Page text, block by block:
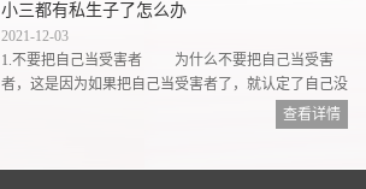
小三都有私生子了怎么办
2021-12-03
1.不要把自己当受害者 为什么不要把自己当受害
者，这是因为如果把自己当受害者了，就认定了自己没
有力量去对抗小三了。另外，把自己放在受害者的位置
上，很容易就会想要博取外界的同情，在失去理智的情
查看详情